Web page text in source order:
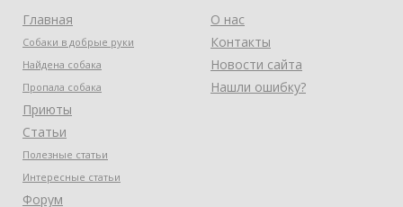
Главная
Собаки в добрые руки
Найдена собака
Пропала собака
Приюты
Статьи
Полезные статьи
Интересные статьи
Форум
О нас
Контакты
Новости сайта
Нашли ошибку?